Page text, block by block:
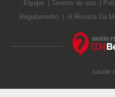
Equipe Termos de uso
Regulamento
A Revista Da